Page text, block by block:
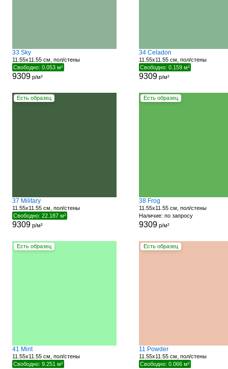
33 Sky
11.55x11.55 см, пол/стены
Свободно: 0.053 м²
9309р/м²
34 Celadon
11.55x11.55 см, пол/стены
Свободно: 0.159 м²
9309р/м²
Есть образец
37 Military
11.55x11.55 см, пол/стены
Свободно: 22.187 м²
9309р/м²
Есть образец
38 Frog
11.55x11.55 см, пол/стены
Наличие: по запросу
9309р/м²
Есть образец
41 Mint
11.55x11.55 см, пол/стены
Свободно: 9.251 м²
Есть образец
11 Powder
11.55x11.55 см, пол/стены
Свободно: 0.066 м²